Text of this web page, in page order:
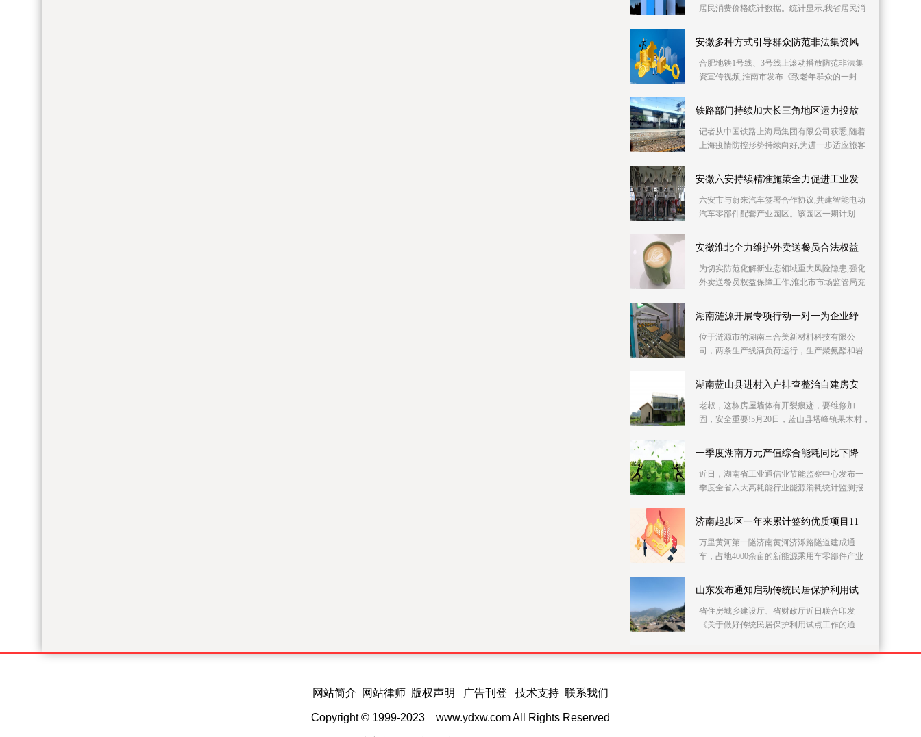
居民消费价格统计数据。统计显示,我省居民消
百分
安徽多种方式引导群众防范非法集资风
合肥地铁1号线、3号线上滚动播放防范非法集
资宣传视频,淮南市发布《致老年群众的一封
宣传月,今
铁路部门持续加大长三角地区运力投放
记者从中国铁路上海局集团有限公司获悉,随着
上海疫情防控形势持续向好,为进一步适应旅客
持续加
安徽六安持续精准施策全力促进工业发
六安市与蔚来汽车签署合作协议,共建智能电动
汽车零部件配套产业园区。该园区一期计划
压铸产能,
安徽淮北全力维护外卖送餐员合法权益
为切实防范化解新业态领域重大风险隐患,强化
外卖送餐员权益保障工作,淮北市市场监管局充
益。淮北
湖南涟源开展专项行动一对一为企业纾
位于涟源市的湖南三合美新材料科技有限公
司，两条生产线满负荷运行，生产聚氨酯和岩
两条生产线，
湖南蓝山县进村入户排查整治自建房安
老叔，这栋房屋墙体有开裂痕迹，要维修加
固，安全重要!5月20日，蓝山县塔峰镇果木村，
治。连日来
一季度湖南万元产值综合能耗同比下降
近日，湖南省工业通信业节能监察中心发布一
季度全省六大高耗能行业能源消耗统计监测报
业的万元
济南起步区一年来累计签约优质项目11
万里黄河第一隧济南黄河济泺路隧道建成通
车，占地4000余亩的新能源乘用车零部件产业
方案获批复一
山东发布通知启动传统民居保护利用试
省住房城乡建设厅、省财政厅近日联合印发
《关于做好传统民居保护利用试点工作的通
工作。此次试点
网站简介 网站律师 版权声明 广告刊登 技术支持 联系我们
Copyright © 1999-2023 www.ydxw.comAll Rights Reserved